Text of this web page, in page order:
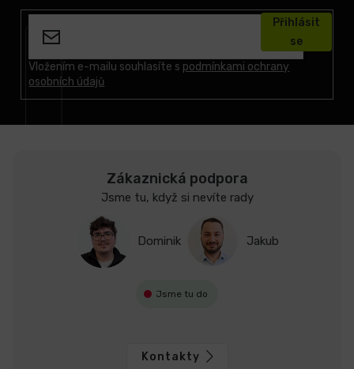
Vložením e-mailu souhlasíte s podmínkami ochrany
osobních údajů
Přihlásit
se
Zákaznická podpora
Jsme tu, když si nevíte rady
Dominik Jakub
Jsme tu do
Kontakty